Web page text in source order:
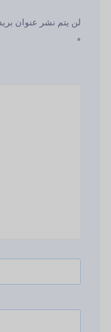
لن يتم نشر عنوان
*